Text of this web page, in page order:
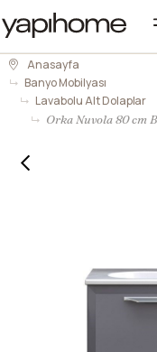
Anasayfa
Banyo Mobilyası
Lavabolu Alt Dolaplar
Orka Nuvola 80 cm